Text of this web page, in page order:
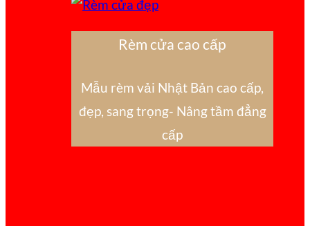
Rèm cửa cao cấp
Mẫu rèm vải Nhật Bản cao cấp,
đẹp, sang trọng- Nâng tầm đẳng
cấp